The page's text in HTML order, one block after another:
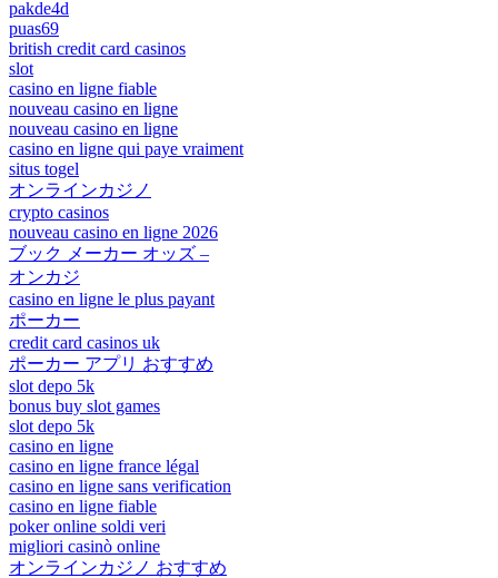
pakde4d
puas69
british credit card casinos
slot
casino en ligne fiable
nouveau casino en ligne
nouveau casino en ligne
casino en ligne qui paye vraiment
situs togel
オンラインカジノ
crypto casinos
nouveau casino en ligne 2026
ブック メーカー オッズ –
オンカジ
casino en ligne le plus payant
ポーカー
credit card casinos uk
ポーカー アプリ おすすめ
slot depo 5k
bonus buy slot games
slot depo 5k
casino en ligne
casino en ligne france légal
casino en ligne sans verification
casino en ligne fiable
poker online soldi veri
migliori casinò online
オンラインカジノ おすすめ